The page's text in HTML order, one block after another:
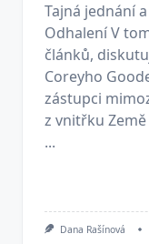
Tajná jednání
Odhalení V
článků,
Coreyho
zástupci
z vnitřku
...
Dana Rašínová